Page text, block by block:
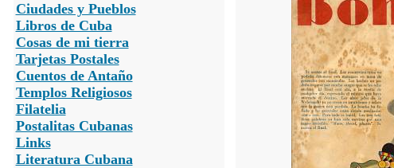
Ciudades y Pueblos
Libros de Cuba
Cosas de mi tierra
Tarjetas Postales
Cuentos de Antaño
Templos Religiosos
Filatelia
Postalitas Cubanas
Links
Literatura Cubana